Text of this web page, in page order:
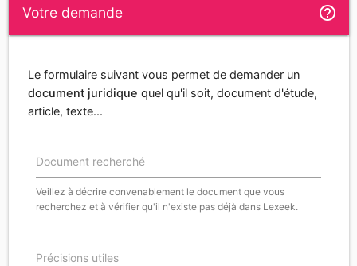
Votre demande help_outline
Le formulaire suivant vous permet de demander un
document juridique quel qu'il soit, document d'étude,
article, texte...
Document recherché
Veillez à décrire convenablement le document que vous
recherchez et à vérifier qu'il n'existe pas déjà dans Lexeek.
Précisions utiles